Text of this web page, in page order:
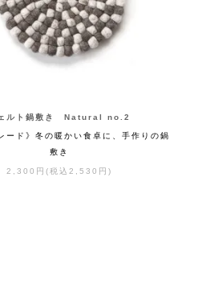
ルト鍋敷き Natural no.2
ード》冬の暖かい食卓に、手作りの鍋
敷き
2,300円(税込2,530円)